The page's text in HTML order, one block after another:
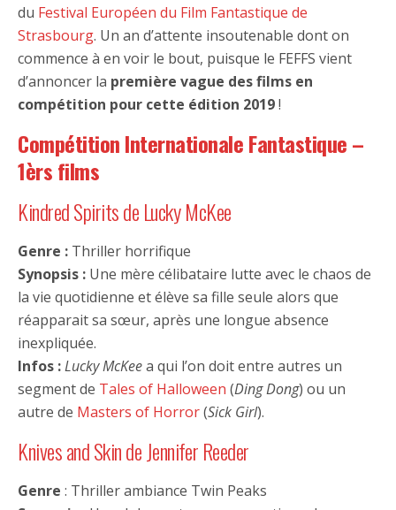
du Festival Européen du Film Fantastique de
Strasbourg. Un an d’attente insoutenable dont on
commence à en voir le bout, puisque le FEFFS vient
d’annoncer la première vague des films en
compétition pour cette édition 2019!
Compétition Internationale Fantastique –
1èrs films
Kindred Spirits de Lucky McKee
Genre : Thriller horrifique
Synopsis : Une mère célibataire lutte avec le chaos de
la vie quotidienne et élève sa fille seule alors que
réapparait sa sœur, après une longue absence
inexpliquée.
Infos :Lucky McKeea qui l’on doit entre autres un
segment de Tales of Halloween (Ding Dong) ou un
autre de Masters of Horror(Sick Girl).
Knives and Skin de Jennifer Reeder
Genre : Thriller ambiance Twin Peaks